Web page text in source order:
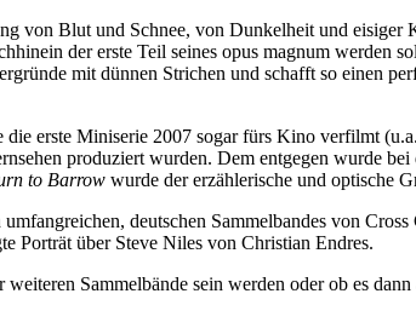
von Blut und Schnee, von Dunkelheit und eisiger
der erste Teil seines opus magnum werden
mit dünnen Strichen und schafft so einen
erste Miniserie 2007 sogar fürs Kino verfilmt
produziert wurden. Dem entgegen wurde
to Barrow wurde der erzählerische und optische
deutschen Sammelbandes von
Porträt über Steve Niles von Christian Endres.
Sammelbände sein werden oder ob es